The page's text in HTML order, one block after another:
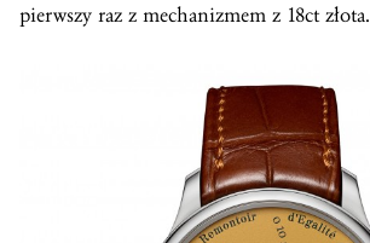
pierwszy raz z mechanizmem z 18ct złota.